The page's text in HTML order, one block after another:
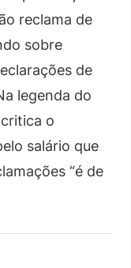
reclama de
sobre
de
legenda do
o
salário que
“é de